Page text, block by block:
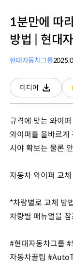
1분만에 따
방법 | 현대
현대자동차그룹
미디어
다운로드
규격에 맞는 와이
와이퍼를 올바르게
시야 확보는 물론
자동차 와이퍼 교
*차량별로 교체 방
차량별 매뉴얼을
#현대자동차그룹
자동차꿀팁